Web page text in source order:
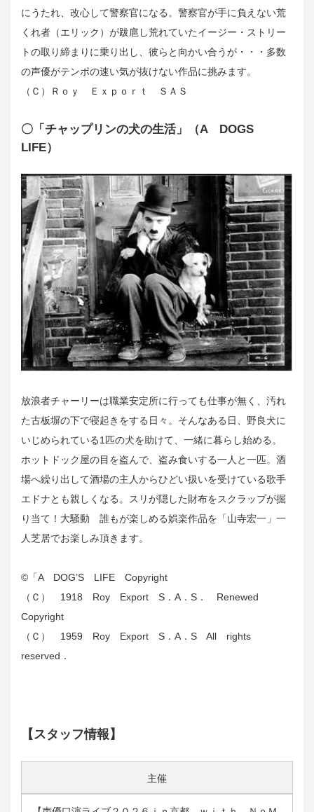
にうたれ、改心して警察官になる。警察官が手に負えない荒
くれ者（エリック）が跋扈し荒れていたイージー・ストリー
トの取り締まりに乗り出し、彼らと向かい合うが・・・多数
の声優がテンポの速い気が抜けない作品に挑みます。
（Ｃ）Ｒｏｙ Ｅｘｐｏｒｔ ＳＡＳ
〇「チャップリンの犬の生活」（A DOGS
LIFE）
放浪者チャーリーは職業安定所に行っても仕事が無く、汚れ
た古板塀の下で寝起きをする日々。そんなある日、野良犬に
いじめられている1匹の犬を助けて、一緒に暮らし始める。
ホットドック屋の目を盗んで、盗み食いする一人と一匹。酒
場へ繰り出して酒場の主人からひどい扱いを受けている歌手
エドナとも親しくなる。スリが隠した財布をスクラップが掘
り当て！大騒動 誰もが楽しめる娯楽作品を「山寺宏一」一
人芝居でお楽しみ頂きます。
©︎「A DOG’S LIFE Copyright
（Ｃ） 1918 Roy Export S．A．S． Renewed
Copyright
（Ｃ） 1959 Roy Export S．A．S All rights
reserved．
【スタッフ情報】
主催